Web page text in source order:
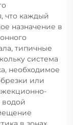
что каждый
назначение в
типичные
система
необходимое
или
водой